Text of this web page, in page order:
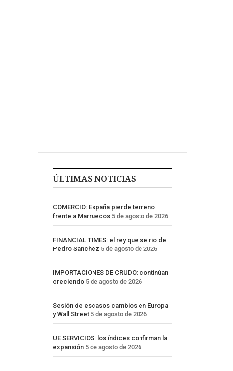
ÚLTIMAS NOTICIAS
COMERCIO: España pierde terreno
frente a Marruecos 5 de agosto de 2026
FINANCIAL TIMES: el rey que se rio de
Pedro Sanchez 5 de agosto de 2026
IMPORTACIONES DE CRUDO: continúan
creciendo 5 de agosto de 2026
Sesión de escasos cambios en Europa
y Wall Street 5 de agosto de 2026
UE SERVICIOS: los índices confirman la
expansión 5 de agosto de 2026